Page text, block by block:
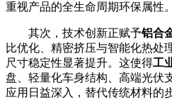
重视产品的全生命周期环保属性。
其次，技术创新正赋予铝合
比优化、精密挤压与智能化热处
尺寸稳定性显著提升。这使得工
盘、轻量化车身结构、高端光伏
应用日益深入，替代传统材料的